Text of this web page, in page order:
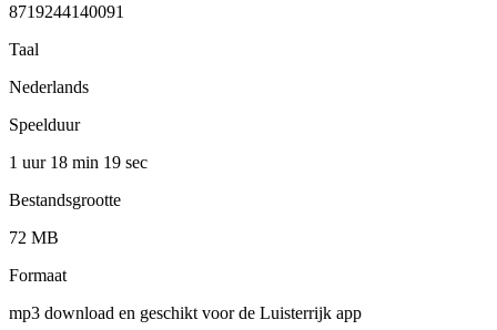
8719244140091
Taal
Nederlands
Speelduur
1 uur 18 min 19 sec
Bestandsgrootte
72 MB
Formaat
mp3 download en geschikt voor de Luisterrijk app